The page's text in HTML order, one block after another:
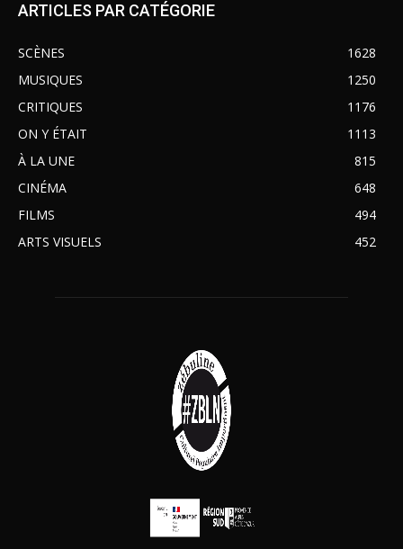
ARTICLES PAR CATÉGORIE
SCÈNES
1628
MUSIQUES
1250
CRITIQUES
1176
ON Y ÉTAIT
1113
À LA UNE
815
CINÉMA
648
FILMS
494
ARTS VISUELS
452